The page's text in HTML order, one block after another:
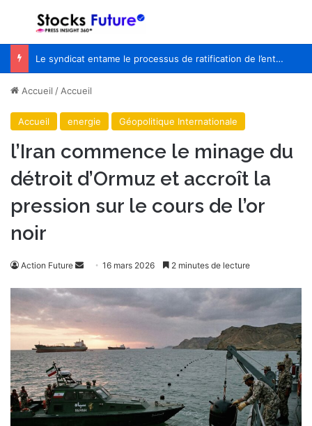
Menu
Le syndicat entame le processus de ratification de l’entente de principe avec WestJet
Accueil /Accueil
Accueil energie Géopolitique Internationale
l’Iran commence le minage du
détroit d’Ormuz et accroît la
pression sur le cours de l’or
noir
Action Future
v
y
e
r
u
n
c
16 mars 2026 2 minutes de lecture